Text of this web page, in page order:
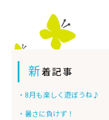
新着記事
・8月も楽しく遊ぼうね♪
・暑さに負けず！